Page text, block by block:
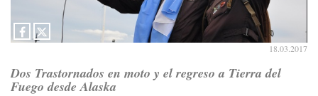
18.03.2017
Dos Trastornados en moto y el regreso a Tierra del
Fuego desde Alaska